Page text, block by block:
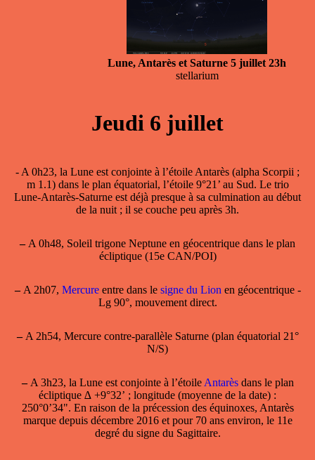
Lune, Antarès et Saturne 5 juillet 23h
stellarium
Jeudi 6 juillet
- A 0h23, la Lune est conjointe à l’étoileAntarès (alpha Scorpii ;
m 1.1) dans le plan équatorial, l’étoile 9°21’ au Sud. Le trio
Lune-Antarès-Saturne est déjà presque à sa culmination au début
de la nuit ; il se couche peu après 3h.
–A 0h48, Soleil trigone Neptune en géocentrique dans le plan
écliptique (15e CAN/POI)
–A 2h07, Mercureentre dans le signe du Lion en géocentrique -
Lg 90°, mouvement direct.
–A 2h54, Mercure contre-parallèle Saturne (plan équatorial 21°
N/S)
–A 3h23, la Lune est conjointe à l’étoileAntarèsdans le plan
écliptique ∆ +9°32’ ; longitude (moyenne de la date) :
250°0’34". En raison de la précession des équinoxes, Antarès
marque depuis décembre 2016 et pour 70 ans environ, le 11e
degré du signe du Sagittaire.